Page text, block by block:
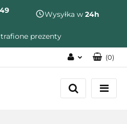
Wysyłka w 24h
trafione prezenty
Zaloguj się
Zarejestruj się
(0)